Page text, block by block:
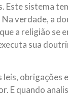
Este sistema
verdade, a
a religião se
sua
obrigações
E quando